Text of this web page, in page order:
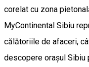
corelat cu zona
MyContinental Sibiu
călătoriile de afaceri,
descopere orașul